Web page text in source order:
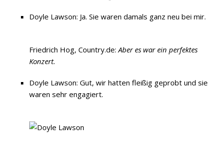
Doyle Lawson: Ja. Sie waren damals ganz neu bei mir.
Friedrich Hog, Country.de:Aber es war ein perfektes
Konzert.
Doyle Lawson: Gut, wir hatten fleißig geprobt und sie
waren sehr engagiert.